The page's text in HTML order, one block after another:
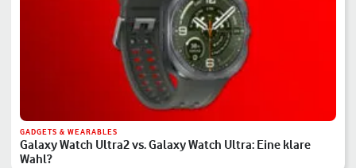
GADGETS & WEARABLES
Galaxy Watch Ultra2 vs. Galaxy Watch Ultra: Eine klare
Wahl?